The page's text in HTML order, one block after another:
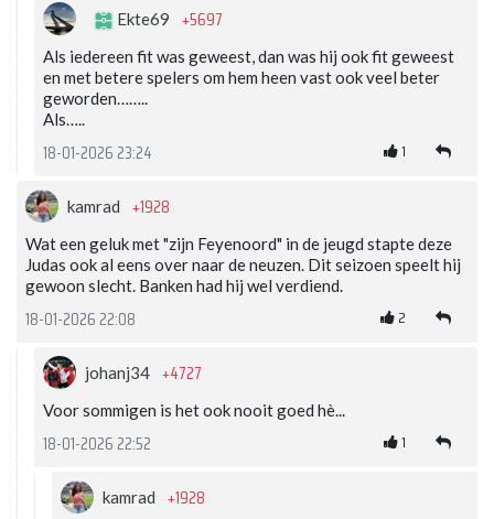
Ekte69 +5697
Als iedereen fit was geweest, dan was hij ook fit geweest
en met betere spelers om hem heen vast ook veel beter
geworden……..
Als…..
18-01-2026 23:24 1
kamrad +1928
Wat een geluk met "zijn Feyenoord" in de jeugd stapte deze
Judas ook al eens over naar de neuzen. Dit seizoen speelt hij
gewoon slecht. Banken had hij wel verdiend.
18-01-2026 22:08 2
johanj34 +4727
Voor sommigen is het ook nooit goed hè...
18-01-2026 22:52 1
kamrad +1928